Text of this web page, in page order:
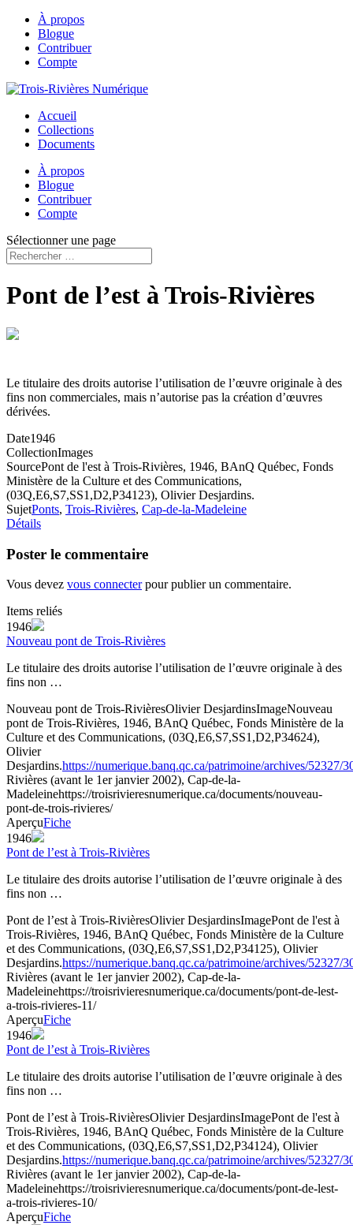
À propos
Blogue
Contribuer
Compte
Accueil
Collections
Documents
À propos
Blogue
Contribuer
Compte
Sélectionner une page
Pont de l’est à Trois-Rivières
Le titulaire des droits autorise l’utilisation de l’œuvre originale à des
fins non commerciales, mais n’autorise pas la création d’œuvres
dérivées.
Date1946
CollectionImages
SourcePont de l'est à Trois-Rivières, 1946, BAnQ Québec, Fonds
Ministère de la Culture et des Communications,
(03Q,E6,S7,SS1,D2,P34123), Olivier Desjardins.
SujetPonts, Trois-Rivières, Cap-de-la-Madeleine
Détails
Poster le commentaire
Vous devez vous connecterpour publier un commentaire.
Items reliés
1946
Nouveau pont de Trois-Rivières
Le titulaire des droits autorise l’utilisation de l’œuvre originale à des
fins non …
Nouveau pont de Trois-RivièresOlivier DesjardinsImageNouveau
pont de Trois-Rivières, 1946, BAnQ Québec, Fonds Ministère de la
Culture et des Communications, (03Q,E6,S7,SS1,D2,P34624),
Olivier
Desjardins.https://numerique.banq.qc.ca/patrimoine/archives/52327/
Rivières (avant le 1er janvier 2002), Cap-de-la-
Madeleinehttps://troisrivieresnumerique.ca/documents/nouveau-
pont-de-trois-rivieres/
AperçuFiche
1946
Pont de l’est à Trois-Rivières
Le titulaire des droits autorise l’utilisation de l’œuvre originale à des
fins non …
Pont de l’est à Trois-RivièresOlivier DesjardinsImagePont de l'est à
Trois-Rivières, 1946, BAnQ Québec, Fonds Ministère de la Culture
et des Communications, (03Q,E6,S7,SS1,D2,P34125), Olivier
Desjardins.https://numerique.banq.qc.ca/patrimoine/archives/52327/
Rivières (avant le 1er janvier 2002), Cap-de-la-
Madeleinehttps://troisrivieresnumerique.ca/documents/pont-de-lest-
a-trois-rivieres-11/
AperçuFiche
1946
Pont de l’est à Trois-Rivières
Le titulaire des droits autorise l’utilisation de l’œuvre originale à des
fins non …
Pont de l’est à Trois-RivièresOlivier DesjardinsImagePont de l'est à
Trois-Rivières, 1946, BAnQ Québec, Fonds Ministère de la Culture
et des Communications, (03Q,E6,S7,SS1,D2,P34124), Olivier
Desjardins.https://numerique.banq.qc.ca/patrimoine/archives/52327/
Rivières (avant le 1er janvier 2002), Cap-de-la-
Madeleinehttps://troisrivieresnumerique.ca/documents/pont-de-lest-
a-trois-rivieres-10/
AperçuFiche